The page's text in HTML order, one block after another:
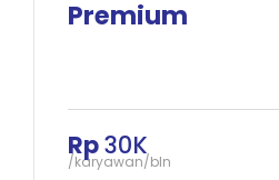
Premium
Rp30K
/karyawan/bln